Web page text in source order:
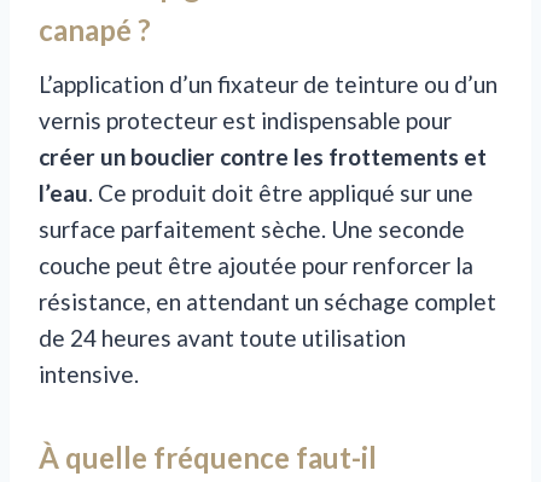
canapé ?
L’application d’un fixateur de teinture ou d’un
vernis protecteur est indispensable pour
créer un bouclier contre les frottements et
l’eau. Ce produit doit être appliqué sur une
surface parfaitement sèche. Une seconde
couche peut être ajoutée pour renforcer la
résistance, en attendant un séchage complet
de 24 heures avant toute utilisation
intensive.
À quelle fréquence faut-il